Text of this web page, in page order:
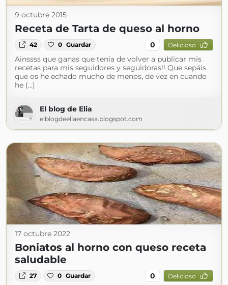
9 octubre 2015
Receta de Tarta de queso al horno
42 0 Guardar 0 Delicioso
Ainssss que ganas que tenía de volver a publicar mis
recetas para mis seguidores y seguidoras!! Que sepáis
que os he echado mucho de menos, de vez en cuando
he (...)
El blog de Elia
elblogdeeliaencasa.blogspot.com
17 octubre 2022
Boniatos al horno con queso receta
saludable
27 0 Guardar 0 Delicioso